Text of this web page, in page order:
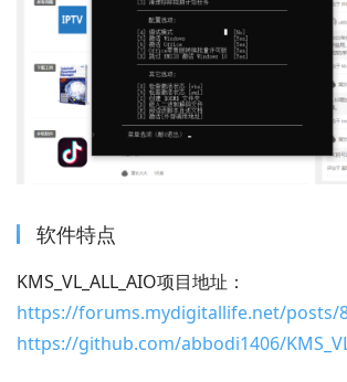
软件特点
KMS_VL_ALL_AIO项目地址：
https://forums.mydigitallife.net/posts/
https://github.com/abbodi1406/